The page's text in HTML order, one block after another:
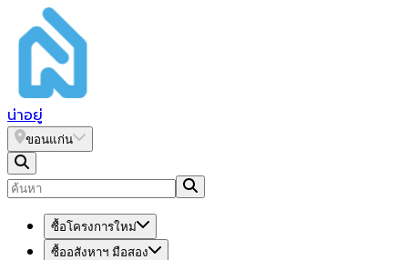
น่าอยู่
ขอนแก่น
ซื้อโครงการใหม่
ซื้ออสังหาฯ มือสอง